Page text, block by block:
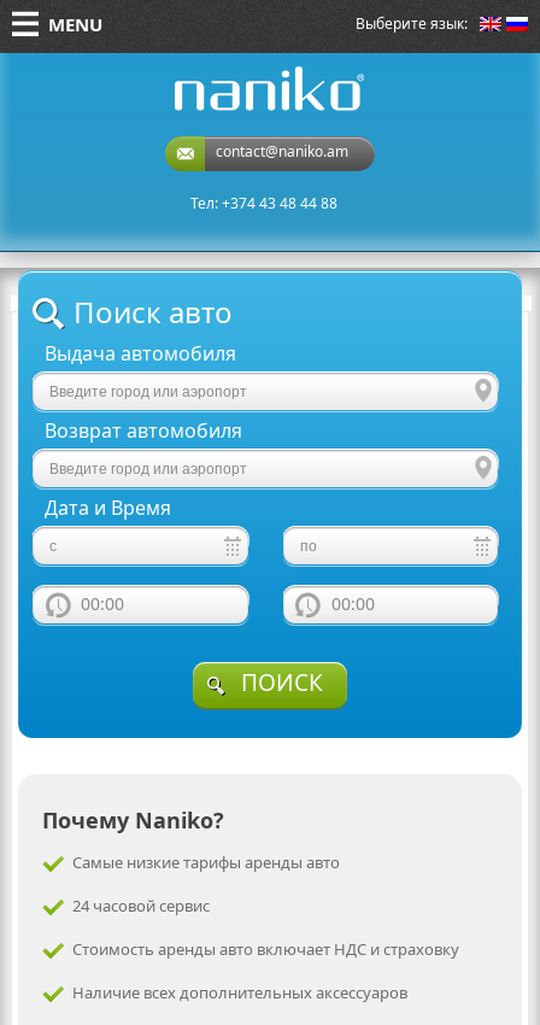
Выберите язык:
MENU
contact@naniko.am
Тел: +374 43 48 44 88
Поиск авто
Выдача автомобиля
Возврат автомобиля
Дата и Время
00:00 00:00
ПОИСК
Почему Naniko?
Самые низкие тарифы аренды авто
24 часовой сервис
Стоимость аренды авто включает НДС и страховку
Наличие всех дополнительных аксессуаров